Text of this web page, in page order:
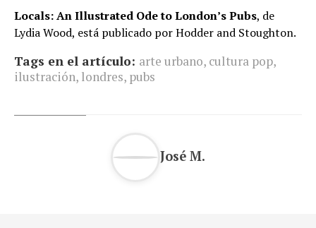
Locals: An Illustrated Ode to London’s Pubs, de
Lydia Wood, está publicado por Hodder and Stoughton.
Tags en el artículo: arte urbano, cultura pop,
ilustración, londres, pubs
José M.